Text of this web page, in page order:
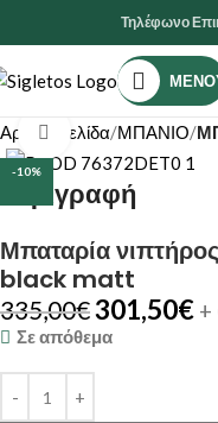
Τηλέφωνο
Αρχική σελίδα ΜΠΑΝΙΟ
-10%
Κάντε κλικ για
Περιγραφή
Μπαταρία
black matt
335,00€301,50€
Σε απόθεμα